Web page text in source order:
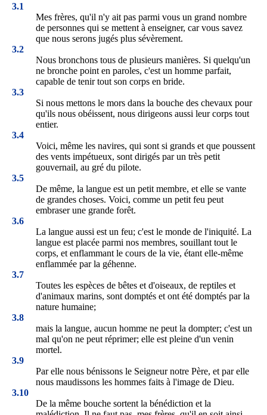
3.1
Mes frères, qu'il n'y ait pas parmi vous un grand nombre
de personnes qui se mettent à enseigner, car vous savez
que nous serons jugés plus sévèrement.
3.2
Nous bronchons tous de plusieurs manières. Si quelqu'un
ne bronche point en paroles, c'est un homme parfait,
capable de tenir tout son corps en bride.
3.3
Si nous mettons le mors dans la bouche des chevaux pour
qu'ils nous obéissent, nous dirigeons aussi leur corps tout
entier.
3.4
Voici, même les navires, qui sont si grands et que poussent
des vents impétueux, sont dirigés par un très petit
gouvernail, au gré du pilote.
3.5
De même, la langue est un petit membre, et elle se vante
de grandes choses. Voici, comme un petit feu peut
embraser une grande forêt.
3.6
La langue aussi est un feu; c'est le monde de l'iniquité. La
langue est placée parmi nos membres, souillant tout le
corps, et enflammant le cours de la vie, étant elle-même
enflammée par la géhenne.
3.7
Toutes les espèces de bêtes et d'oiseaux, de reptiles et
d'animaux marins, sont domptés et ont été domptés par la
nature humaine;
3.8
mais la langue, aucun homme ne peut la dompter; c'est un
mal qu'on ne peut réprimer; elle est pleine d'un venin
mortel.
3.9
Par elle nous bénissons le Seigneur notre Père, et par elle
nous maudissons les hommes faits à l'image de Dieu.
3.10
De la même bouche sortent la bénédiction et la